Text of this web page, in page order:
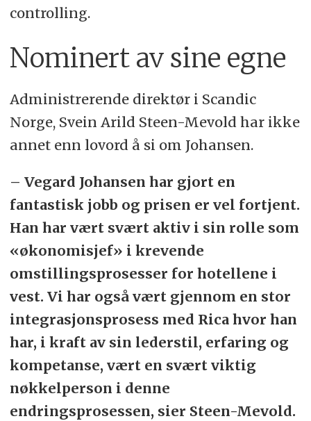
controlling.
Nominert av sine egne
Administrerende direktør i Scandic
Norge, Svein Arild Steen-Mevold har ikke
annet enn lovord å si om Johansen.
– Vegard Johansen har gjort en
fantastisk jobb og prisen er vel fortjent.
Han har vært svært aktiv i sin rolle som
«økonomisjef» i krevende
omstillingsprosesser for hotellene i
vest. Vi har også vært gjennom en stor
integrasjonsprosess med Rica hvor han
har, i kraft av sin lederstil, erfaring og
kompetanse, vært en svært viktig
nøkkelperson i denne
endringsprosessen, sier Steen-Mevold.